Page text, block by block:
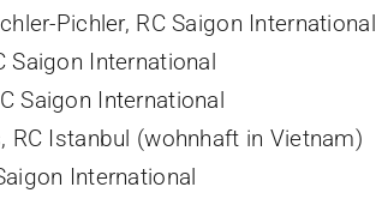
Pichler, RC Saigon International
Saigon International
Saigon International
RC Istanbul (wohnhaft in Vietnam)
International